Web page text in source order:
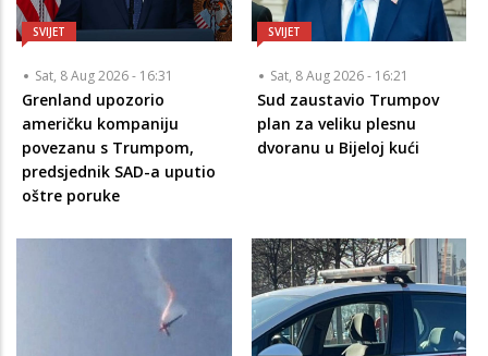
SVIJET
Sat, 8 Aug 2026 - 16:31
Grenland upozorio
američku kompaniju
povezanu s Trumpom,
predsjednik SAD-a uputio
oštre poruke
SVIJET
Sat, 8 Aug 2026 - 16:21
Sud zaustavio Trumpov
plan za veliku plesnu
dvoranu u Bijeloj kući